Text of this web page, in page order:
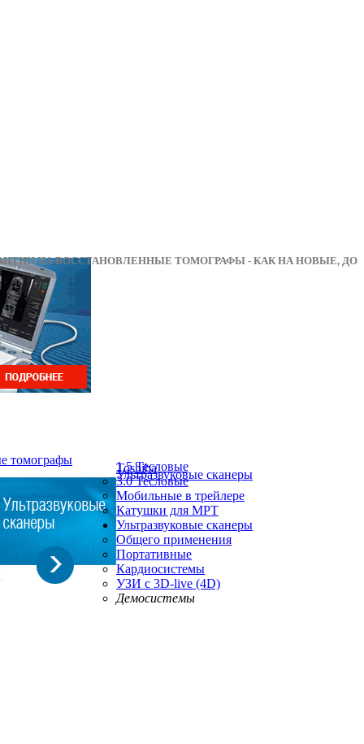
НА ВОССТАНОВЛЕННЫЕ ТОМОГРАФЫ - КАК НА
томографы
Ультразвуковые сканеры
Toshiba
1.5 Тесловые
3.0 Тесловые
Мобильные в трейлере
Катушки для МРТ
Ультразвуковые сканеры
Общего применения
Портативные
Кардиосистемы
УЗИ с 3D-live (4D)
Демосистемы